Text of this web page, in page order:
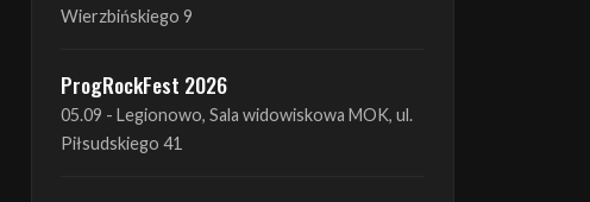
05.09 - Legionowo, Sala widowiskowa MOK, ul.
Antimatter + Sleeping Pulse
09.09 - Poznań, 2Progi